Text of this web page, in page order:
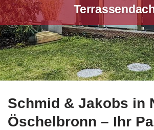
☀️Schmid-Jakobs.de in Niefern-
Schmid & Jakobs in
Öschelbronn – Ihr